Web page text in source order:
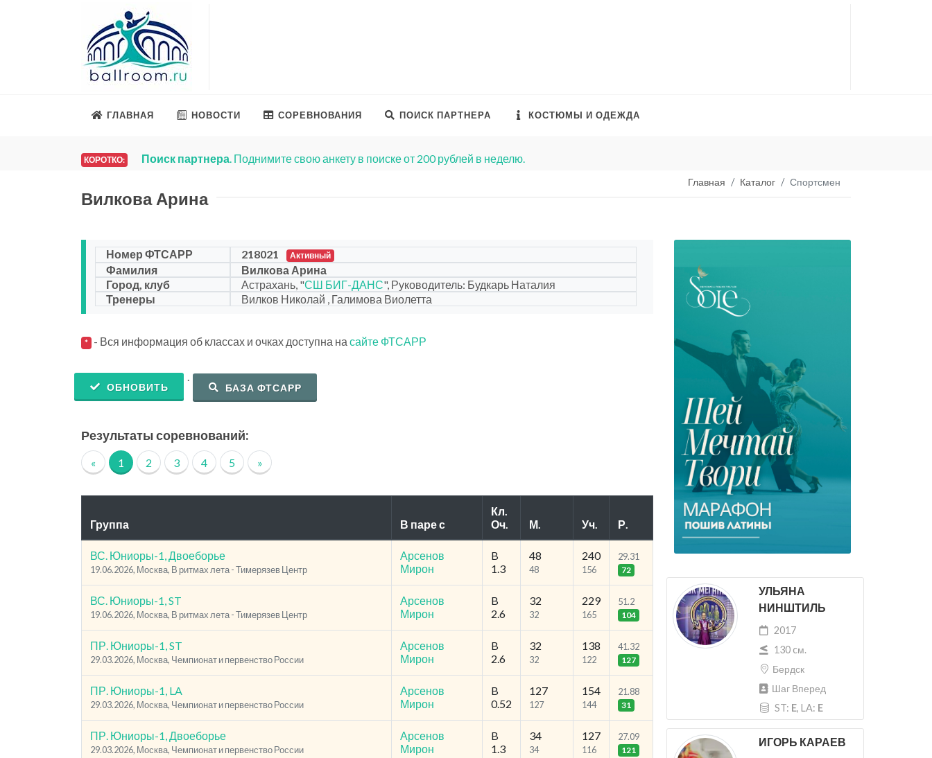
ГЛАВНАЯ НОВОСТИ СОРЕВНОВАНИЯ ПОИСК ПАРТНЕРА КОСТЮМЫ И ОДЕЖДА
КОРОТКО: Поиск партнера. Поднимите свою анкету в поиске от 200 рублей в неделю.
Главная Каталог Спортсмен
Вилкова Арина
УЛЬЯНА
НИНШТИЛЬ
2017
130 cм.
Бердск
Шаг Вперед
ST: E, LA: E
ИГОРЬ КАРАЕВ
Номер ФТСАРР 218021 Активный
Фамилия
Вилкова Арина
Город, клуб
Астрахань, "СШ БИГ-ДАНС", Руководитель: Будкарь Наталия
Тренеры
Вилков Николай , Галимова Виолетта
* - Вся информация об классах и очках доступна на сайте ФТСАРР
ОБНОВИТЬ
.
БАЗА ФТСАРР
Результаты соревнований:
« 1 2 3 4 5 »
Группа В паре с
Кл.
Оч.
М. Уч. Р.
ВС. Юниоры-1, Двоеборье
19.06.2026, Москва, В ритмах лета - Тимерязев Центр
Арсенов
Мирон
B
1.3
48
48
240
156
29.31
72
ВС. Юниоры-1, ST
19.06.2026, Москва, В ритмах лета - Тимерязев Центр
Арсенов
Мирон
B
2.6
32
32
229
165
51.2
104
ПР. Юниоры-1, ST
29.03.2026, Москва, Чемпионат и первенство России
Арсенов
Мирон
B
2.6
32
32
138
122
41.32
127
ПР. Юниоры-1, LA
29.03.2026, Москва, Чемпионат и первенство России
Арсенов
Мирон
B
0.52
127
127
154
144
21.88
31
ПР. Юниоры-1, Двоеборье
29.03.2026, Москва, Чемпионат и первенство России
Арсенов
Мирон
B
1.3
34
34
127
116
27.09
121